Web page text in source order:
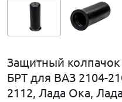
Защитный
БРТ для ВАЗ 2104-
2112, Лада Ока,